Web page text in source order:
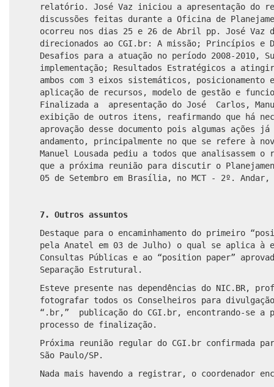
relatório. José Vaz iniciou a apresentação do
discussões feitas durante a Oficina de
ocorreu nos dias 25 e 26 de Abril pp. José Vaz
direcionados ao CGI.br: A missão; Princípios e
Desafios para a atuação no período 2008-2010,
implementação; Resultados Estratégicos a
ambos com 3 eixos sistemáticos,
aplicação de recursos, modelo de gestão e
Finalizada a apresentação do José Carlos,
exibição de outros itens, reafirmando que há
aprovação desse documento pois algumas ações
andamento, principalmente no que se refere à
Manuel Lousada pediu a todos que analisassem
que a próxima reunião para discutir o
05 de Setembro em Brasília, no MCT - 2º.
7. Outros assuntos
Destaque para o encaminhamento do primeiro
pela Anatel em 03 de Julho) o qual se aplica à
Consultas Públicas e ao “position paper”
Separação Estrutural.
Esteve presente nas dependências do NIC.BR,
fotografar todos os Conselheiros para
“.br,” publicação do CGI.br, encontrando-se a
processo de finalização.
Próxima reunião regular do CGI.br confirmada
São Paulo/SP.
Nada mais havendo a registrar, o coordenador